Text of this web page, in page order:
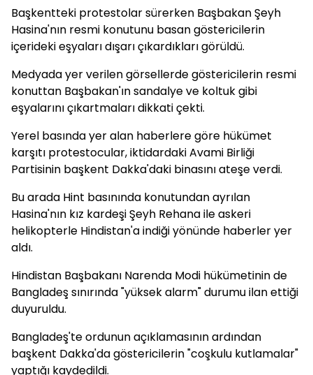
Başkentteki protestolar sürerken Başbakan Şeyh
Hasina'nın resmi konutunu basan göstericilerin
içerideki eşyaları dışarı çıkardıkları görüldü.
Medyada yer verilen görsellerde göstericilerin resmi
konuttan Başbakan'ın sandalye ve koltuk gibi
eşyalarını çıkartmaları dikkati çekti.
Yerel basında yer alan haberlere göre hükümet
karşıtı protestocular, iktidardaki Avami Birliği
Partisinin başkent Dakka'daki binasını ateşe verdi.
Bu arada Hint basınında konutundan ayrılan
Hasina'nın kız kardeşi Şeyh Rehana ile askeri
helikopterle Hindistan'a indiği yönünde haberler yer
aldı.
Hindistan Başbakanı Narenda Modi hükümetinin de
Bangladeş sınırında "yüksek alarm" durumu ilan ettiği
duyuruldu.
Bangladeş'te ordunun açıklamasının ardından
başkent Dakka'da göstericilerin "coşkulu kutlamalar"
yaptığı kaydedildi.